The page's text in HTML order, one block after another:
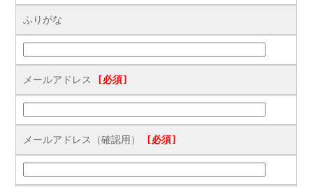
ふりがな
メールアドレス [必須]
メールアドレス（確認用） [必須]